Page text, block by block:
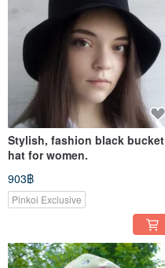
Stylish, fashion black bucket
hat for women.
903฿
Pinkoi Exclusive